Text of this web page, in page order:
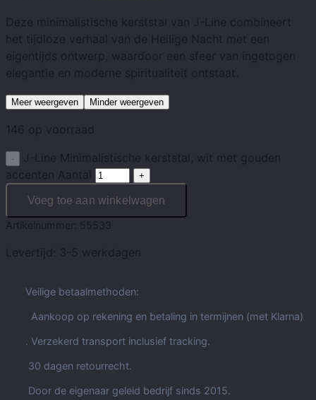
Deze minimalistische kerststal van J-Line combineert
het tijdloze verhaal van de Heilige Nacht met een
eigentijds ontwerp, waardoor een sfeer van ingetogen
elegantie en moderne spiritualiteit ontstaat.
Meer weergeven Minder weergeven
146 op voorraad
J-Line Minimalistische kerststal, wit met gouden
accenten Aantal
Voeg toe aan winkelwagen
Artikelnummer: 55533
Levertijd: 3-5 werkdagen
Veilige betaalmethoden:
Aankoop op rekening en betaling in termijnen (met Klarna)
. Verzekerd transport inclusief tracking.
30 dagen retourrecht.
Door de eigenaar geleid bedrijf sinds 2015.